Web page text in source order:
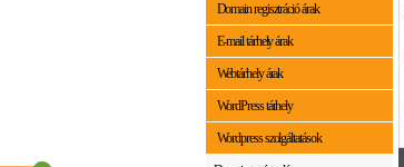
Domain regisztráció árak
E-mail tárhely árak
Webtárhely árak
WordPress tárhely
Wordpress szolgáltatások